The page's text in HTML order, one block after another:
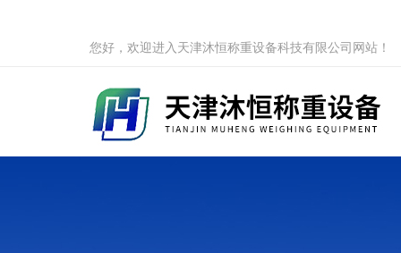
您好，欢迎进入天津沐恒称重设备科技有限公司网站！